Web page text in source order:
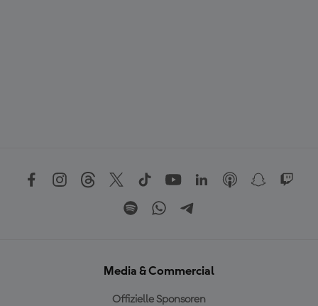
Media & Commercial
Offizielle Sponsoren